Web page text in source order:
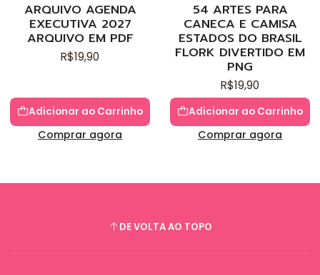
ARQUIVO AGENDA
EXECUTIVA 2027
ARQUIVO EM PDF
R$19,90
Adicionar ao Carrinho
Comprar agora
54 ARTES PARA
CANECA E CAMISA
ESTADOS DO BRASIL
FLORK DIVERTIDO EM
PNG
R$19,90
Adicionar ao Carrinho
Comprar agora
DE VOLTA AO TOPO